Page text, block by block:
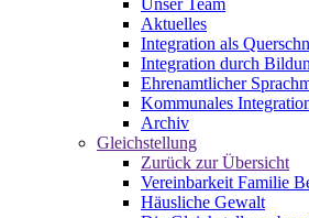
Aktuelles
Integration als
Integration durch
Ehrenamtlicher
Kommunales
Archiv
Gleichstellung
Zurück zur Übersicht
Vereinbarkeit Familie
Häusliche Gewalt